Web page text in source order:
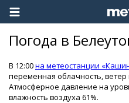
Погода в
В 12:00на метеостанции
переменная облачность,
Атмосферное давление на
влажность воздуха 61%.